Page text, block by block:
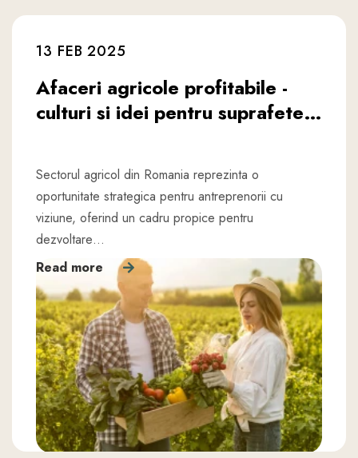
13 FEB 2025
Afaceri agricole profitabile -
culturi si idei pentru suprafete…
Sectorul agricol din Romania reprezinta o
oportunitate strategica pentru antreprenorii cu
viziune, oferind un cadru propice pentru
dezvoltare…
Read more